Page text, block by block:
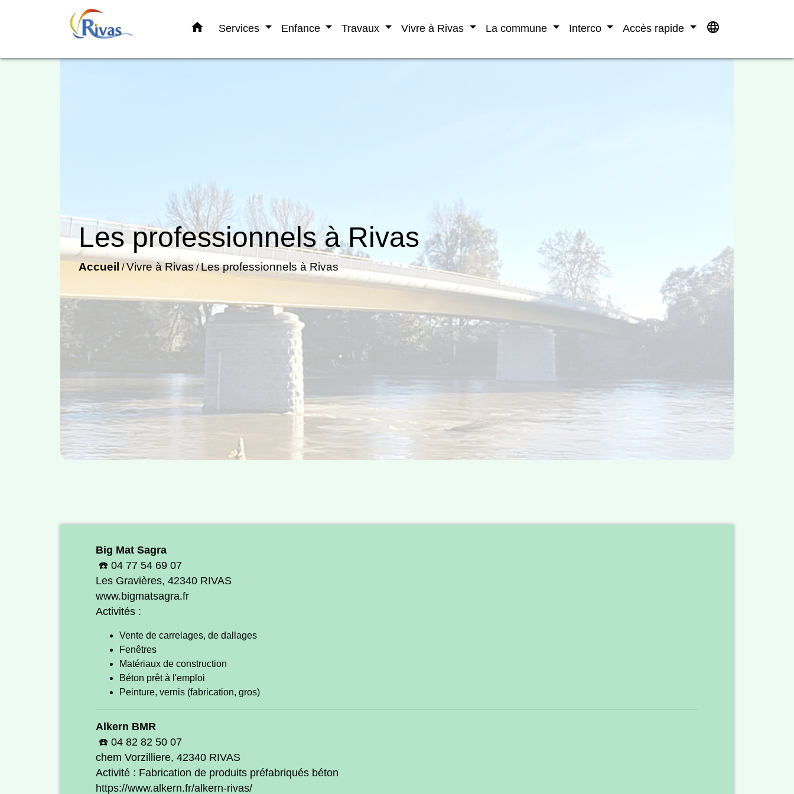
home Services Enfance Travaux Vivre à Rivas La commune Interco Accès rapide language
Les professionnels à Rivas
Accueil/Vivre à Rivas /Les professionnels à Rivas
Big Mat Sagra
☎️ 04 77 54 69 07
Les Gravières, 42340 RIVAS
www.bigmatsagra.fr
Activités :
Vente de carrelages, de dallages
Fenêtres
Matériaux de construction
Béton prêt à l'emploi
Peinture, vernis (fabrication, gros)
Alkern BMR
☎️ 04 82 82 50 07
chem Vorzilliere, 42340 RIVAS
Activité : Fabrication de produits préfabriqués béton
https://www.alkern.fr/alkern-rivas/